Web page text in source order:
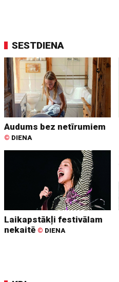
SESTDIENA
Audums bez netīrumiem
© DIENA
Laikapstākļi festivālam
nekaitē © DIENA